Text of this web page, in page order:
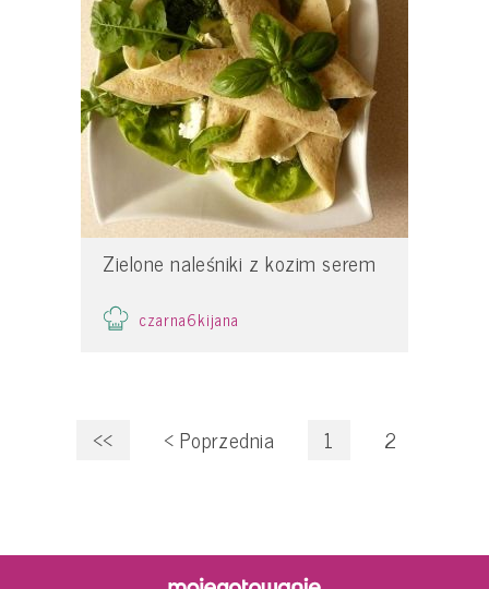
Zielone naleśniki z kozim serem
czarna6kijana
<< < Poprzednia 1 2